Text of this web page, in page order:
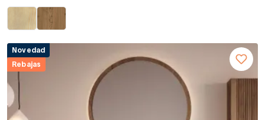
Novedad
Rebajas